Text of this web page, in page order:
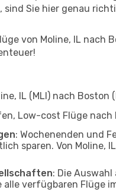
sind Sie hier genau
von Moline, IL nach
IL (MLI) nach
Low-cost Flüge nach
: Wochenenden und
sparen. Von Moline,
: Die
verfügbaren Flüge